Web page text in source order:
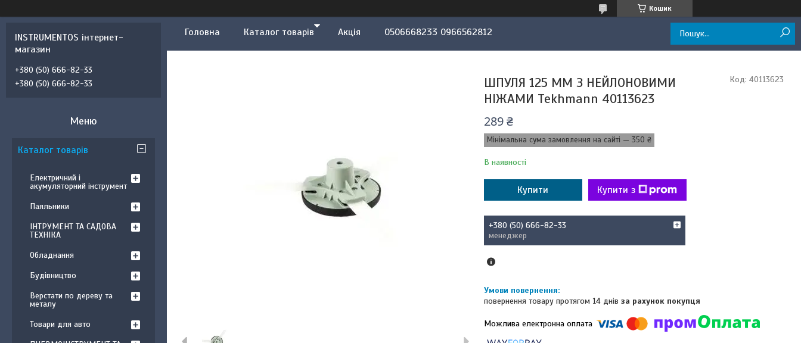
Кошик
Головна Каталог товарів Акція 0506668233 0966562812
ШПУЛЯ 125 ММ З НЕЙЛОНОВИМИ
НІЖАМИ Tekhmann 40113623
289 ₴
Мінімальна сума замовлення на сайті — 350 ₴
В наявності
Код: 40113623
Купити Купити з
+380 (50) 666-82-33
менеджер
повернення товару протягом 14 днів за рахунок покупця
INSTRUMENTOS інтернет-
магазин
+380 (50) 666-82-33
+380 (50) 666-82-33
Каталог товарів
Електричний і
акумуляторний інструмент
Паяльники
ІНТРУМЕНТ ТА САДОВА
ТЕХНІКА
Обладнання
Будівництво
Верстати по дереву та
металу
Товари для авто